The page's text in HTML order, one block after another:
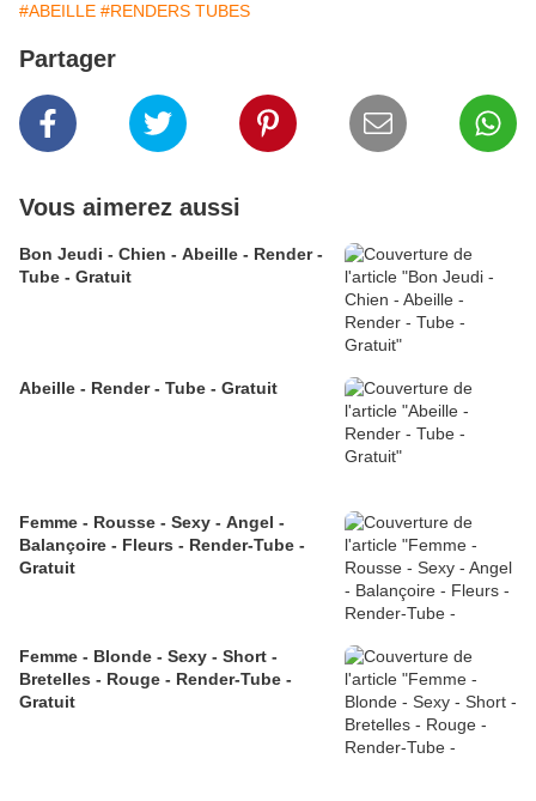
#ABEILLE #RENDERS TUBES
Partager
Vous aimerez aussi
Bon Jeudi - Chien - Abeille - Render -
Tube - Gratuit
Abeille - Render - Tube - Gratuit
Femme - Rousse - Sexy - Angel -
Balançoire - Fleurs - Render-Tube -
Gratuit
Femme - Blonde - Sexy - Short -
Bretelles - Rouge - Render-Tube -
Gratuit